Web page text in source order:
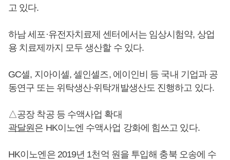
고 있다.
하남 세포·유전자치료제 센터에서는 임상시험약, 상업
용 치료제까지 모두 생산할 수 있다.
GC셀, 지아이셀, 셀인셀즈, 에이인비 등 국내 기업과 공
동연구 또는 위탁생산∙위탁개발생산도 진행하고 있다.
△공장 착공 등 수액사업 확대
곽달원은 HK이노엔 수액사업 강화에 힘쓰고 있다.
HK이노엔은 2019년 1천억 원을 투입해 충북 오송에 수